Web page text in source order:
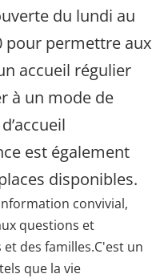
du lundi au
pour permettre aux
accueil régulier
à un mode de
est également
disponibles.
convivial,
questions et
des familles.C'est un
que la vie